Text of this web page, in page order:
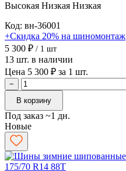
Высокая Низкая Низкая
Код: вн-36001
+Скидка 20% на шиномонтаж
5 300 ₽ / 1 шт
13 шт. в наличии
Цена 5 300 ₽ за 1 шт.
−
В корзину
Под заказ ~1 дн.
Новые